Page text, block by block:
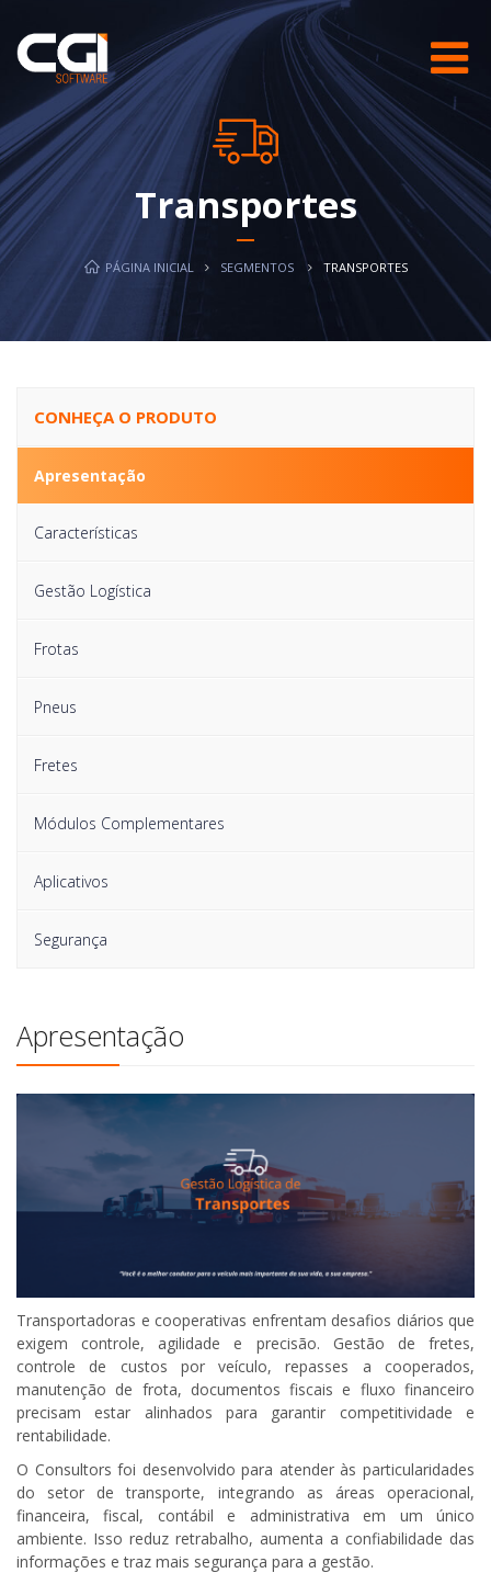
Transportes
PÁGINA INICIAL SEGMENTOS TRANSPORTES
CONHEÇA O PRODUTO
Apresentação
Características
Gestão Logística
Frotas
Pneus
Fretes
Módulos Complementares
Aplicativos
Segurança
Apresentação
Transportadoras e cooperativas enfrentam desafios diários que
exigem controle, agilidade e precisão. Gestão de fretes,
controle de custos por veículo, repasses a cooperados,
manutenção de frota, documentos fiscais e fluxo financeiro
precisam estar alinhados para garantir competitividade e
rentabilidade.
O Consultors foi desenvolvido para atender às particularidades
do setor de transporte, integrando as áreas operacional,
financeira, fiscal, contábil e administrativa em um único
ambiente. Isso reduz retrabalho, aumenta a confiabilidade das
informações e traz mais segurança para a gestão.